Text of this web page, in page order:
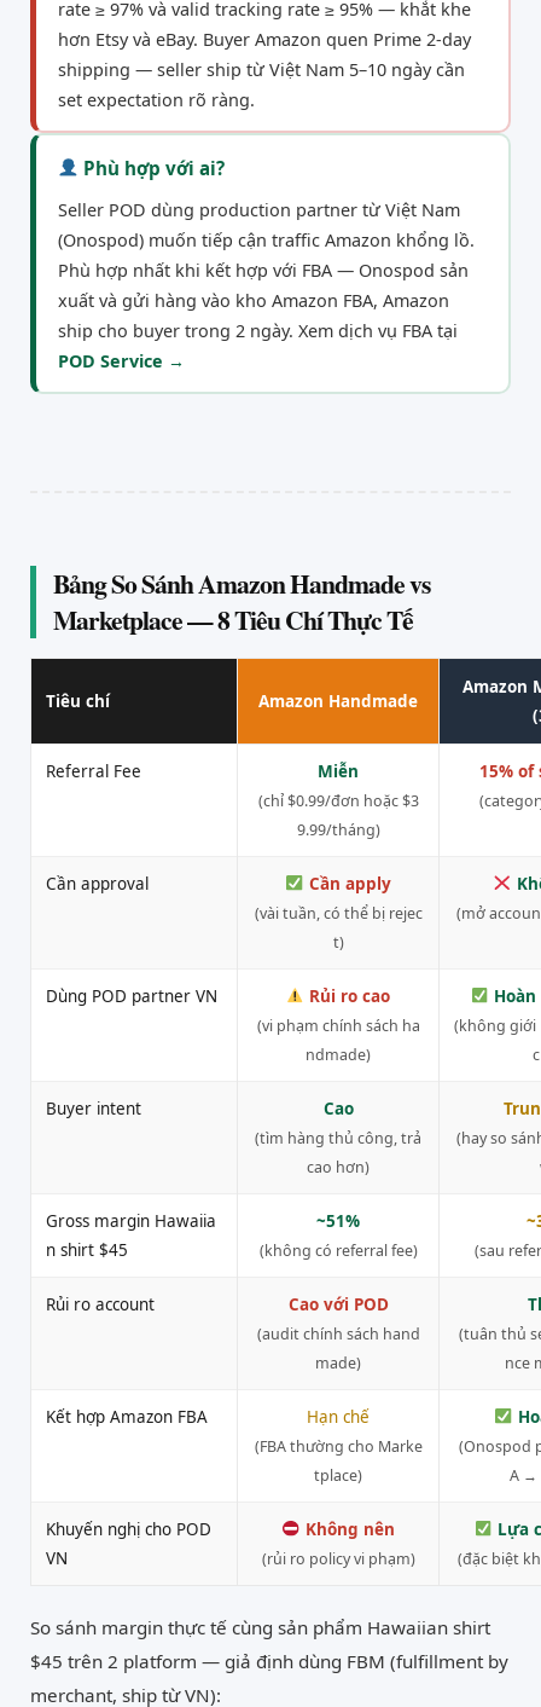
rate ≥ 97% và valid tracking rate ≥ 95% — khắt khe
hơn Etsy và eBay. Buyer Amazon quen Prime 2-day
shipping — seller ship từ Việt Nam 5–10 ngày cần
set expectation rõ ràng.
Phù hợp với ai?
Seller POD dùng production partner từ Việt Nam
(Onospod) muốn tiếp cận traffic Amazon khổng lồ.
Phù hợp nhất khi kết hợp với FBA — Onospod sản
xuất và gửi hàng vào kho Amazon FBA, Amazon
ship cho buyer trong 2 ngày. Xem dịch vụ FBA tại
POD Service →
Bảng So Sánh Amazon Handmade vs
Marketplace — 8 Tiêu Chí Thực Tế
Tiêu chí Amazon Handmade
Amazon
Referral Fee Miễn
(chỉ $0.99/đơn hoặc $3
9.99/tháng)
15% of
Cần approval Cần apply
(vài tuần, có thể bị rejec
t)
(mở
Dùng POD partner VN Rủi ro cao
(vi phạm chính sách ha
ndmade)
(không giới
Buyer intent Cao
(tìm hàng thủ công, trả
cao hơn)
(hay so
Gross margin Hawaiia
n shirt $45
~51%
(không có referral fee) (sau
Rủi ro account Cao với POD
(audit chính sách hand
made)
(tuân thủ
nce
Kết hợp Amazon FBA Hạn chế
(FBA thường cho Marke
tplace)
(Onospod
A →
Khuyến nghị cho POD
VN
Không nên
(rủi ro policy vi phạm)
Lựa
(đặc biệt
So sánh margin thực tế cùng sản phẩm Hawaiian shirt
$45 trên 2 platform — giả định dùng FBM (fulfillment by
merchant, ship từ VN):